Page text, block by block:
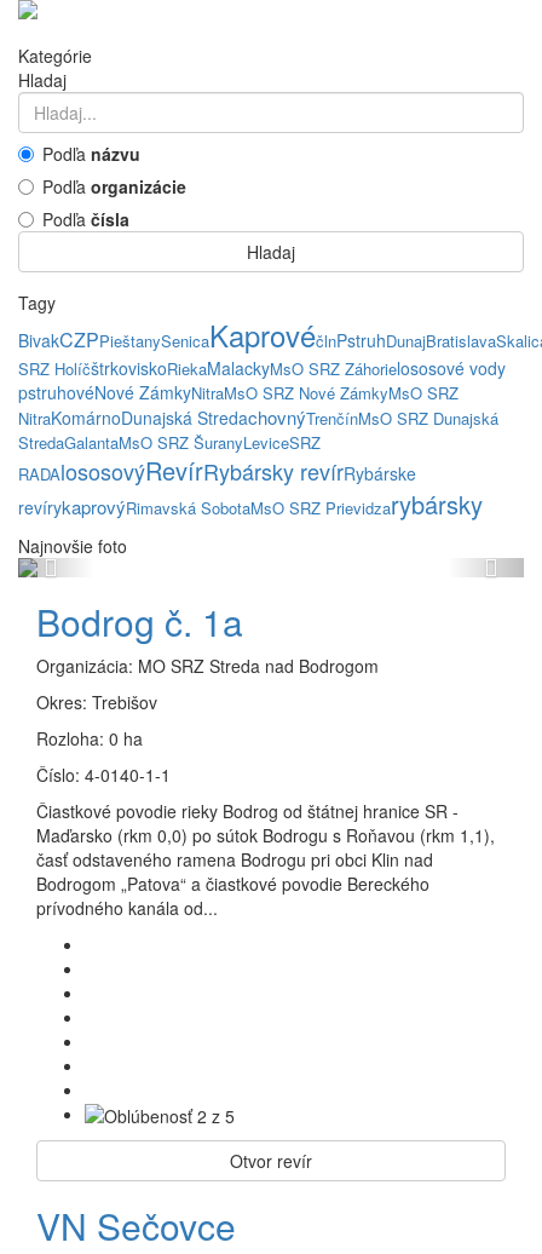
Kategórie
Hladaj
Podľa názvu
Podľa organizácie
Podľa čísla
Hladaj
Tagy
BivakCZPPieštanySenicaKaprovéčlnPstruhDunajBratislava
SRZ HolíčštrkoviskoRiekaMalackyMsO SRZ Záhorielososové vody
pstruhovéNové ZámkyNitraMsO SRZ Nové ZámkyMsO SRZ
NitraKomárnoDunajská StredachovnýTrenčínMsO SRZ Dunajská
StredaGalantaMsO SRZ ŠuranyLeviceSRZ
RADAlososovýRevírRybársky revírRybárske
revírykaprovýRimavská SobotaMsO SRZ Prievidzarybársky
Najnovšie foto
Previous Next
Bodrog č. 1a
Organizácia: MO SRZ Streda nad Bodrogom
Okres: Trebišov
Rozloha: 0 ha
Číslo: 4-0140-1-1
Čiastkové povodie rieky Bodrog od štátnej hranice SR -
Maďarsko (rkm 0,0) po sútok Bodrogu s Roňavou (rkm 1,1),
časť odstaveného ramena Bodrogu pri obci Klin nad
Bodrogom „Patova“ a čiastkové povodie Bereckého
prívodného kanála od...
Otvor revír
VN Sečovce